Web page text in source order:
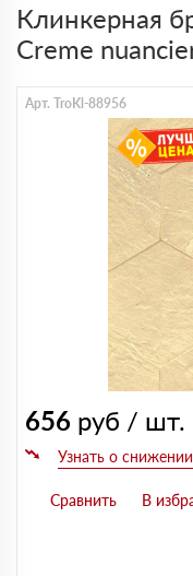
Клинкерная
Creme
Арт. TroKl-88956
656 руб / шт.